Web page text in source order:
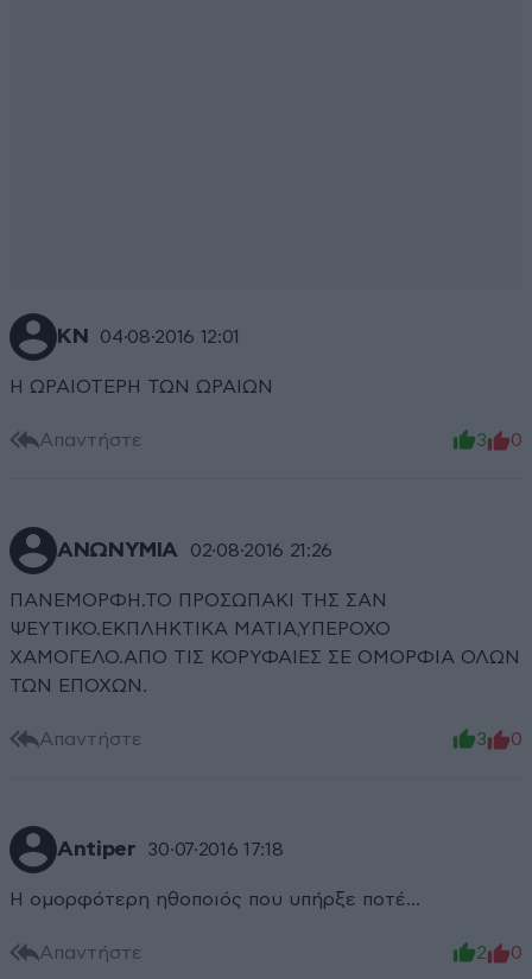
ΚΝ 04·08·2016 12:01
Η ΩΡΑΙΟΤΕΡΗ ΤΩΝ ΩΡΑΙΩΝ
Απαντήστε 3 0
ΑΝΩΝΥΜΙΑ 02·08·2016 21:26
ΠΑΝΕΜΟΡΦΗ.ΤΟ ΠΡΟΣΩΠΑΚΙ ΤΗΣ ΣΑΝ
ΨΕΥΤΙΚΟ.ΕΚΠΛΗΚΤΙΚΑ ΜΑΤΙΑ,ΥΠΕΡΟΧΟ
ΧΑΜΟΓΕΛΟ.ΑΠΟ ΤΙΣ ΚΟΡΥΦΑΙΕΣ ΣΕ ΟΜΟΡΦΙΑ ΟΛΩΝ
ΤΩΝ ΕΠΟΧΩΝ.
Απαντήστε 3 0
Antiper 30·07·2016 17:18
Η ομορφότερη ηθοποιός που υπήρξε ποτέ...
Απαντήστε 2 0